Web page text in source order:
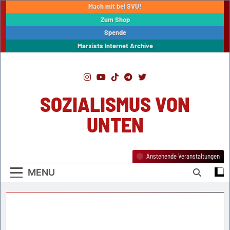
Mach mit bei SVU!
Zum Shop
Spende
Marxists Internet Archive
SOZIALISMUS VON
UNTEN
MENU
Anstehende Veranstaltungen